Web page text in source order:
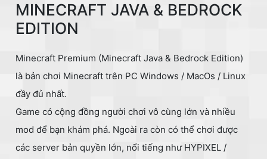
MINECRAFT JAVA & BEDROCK
EDITION
Minecraft Premium (Minecraft Java & Bedrock Edition)
là bản chơi Minecraft trên PC Windows / MacOs / Linux
đầy đủ nhất.
Game có cộng đồng người chơi vô cùng lớn và nhiều
mod để bạn khám phá. Ngoài ra còn có thể chơi được
các server bản quyền lớn, nổi tiếng như HYPIXEL /